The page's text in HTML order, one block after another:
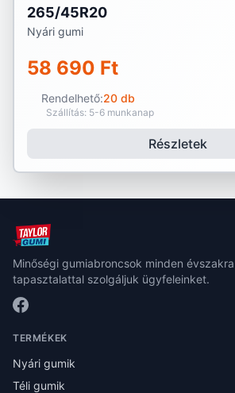
265/45R20
Nyári gumi
58 690 Ft
Rendelhető:20 db
Szállítás: 5-6 munkanap
Részletek
Minőségi gumiabroncsok minden
tapasztalattal szolgáljuk ügyfeleinket.
TERMÉKEK
Nyári gumik
Téli gumik